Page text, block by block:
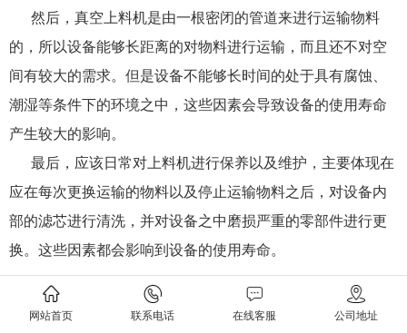
然后，真空上料机是由一根密闭的管道来进行运输物料
的，所以设备能够长距离的对物料进行运输，而且还不对空
间有较大的需求。但是设备不能够长时间的处于具有腐蚀、
潮湿等条件下的环境之中，这些因素会导致设备的使用寿命
产生较大的影响。
最后，应该日常对上料机进行保养以及维护，主要体现在
应在每次更换运输的物料以及停止运输物料之后，对设备内
部的滤芯进行清洗，并对设备之中磨损严重的零部件进行更
换。这些因素都会影响到设备的使用寿命。
上一条：
如何在使用真空上料机前对设备进行检查
下一条：哪些因素会造成真空上料机不能正常运行
网站首页 联系电话 在线客服 公司地址